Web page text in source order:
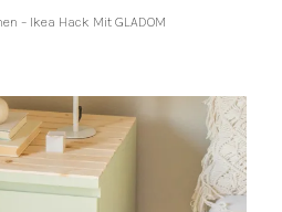
– Ikea Hack Mit GLADOM